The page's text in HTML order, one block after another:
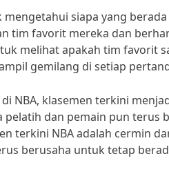
siapa yang
tim favorit mereka dan
melihat apakah tim favorit
gemilang di setiap
NBA, klasemen terkini
dan pemain pun terus
terkini NBA adalah cermin
berusaha untuk tetap